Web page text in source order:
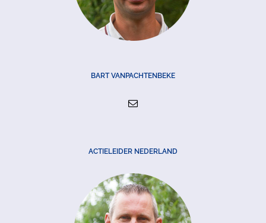
BART VANPACHTENBEKE
ACTIELEIDER NEDERLAND